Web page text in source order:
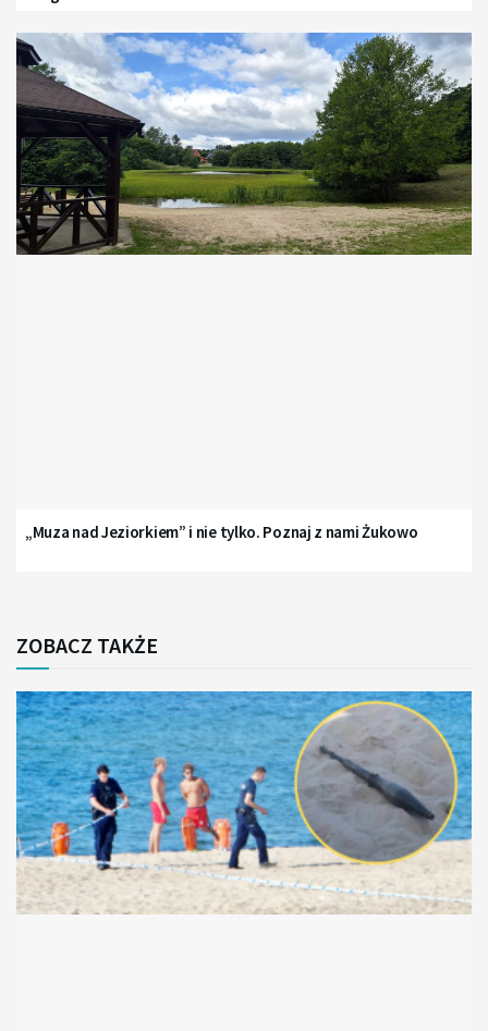
„Muza nad Jeziorkiem” i nie tylko. Poznaj z nami Żukowo
ZOBACZ TAKŻE